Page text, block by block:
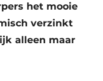
het mooie
verzinkt
alleen maar